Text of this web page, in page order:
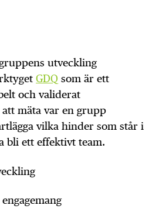
utveckling
GDQ som är ett
och validerat
mäta var en grupp
vilka hinder som står i
bli ett effektivt team.